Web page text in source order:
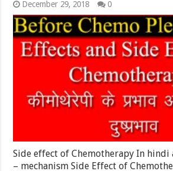
December 29, 2018 0
Side effect of Chemotherapy In hindi
– mechanism Side Effect of